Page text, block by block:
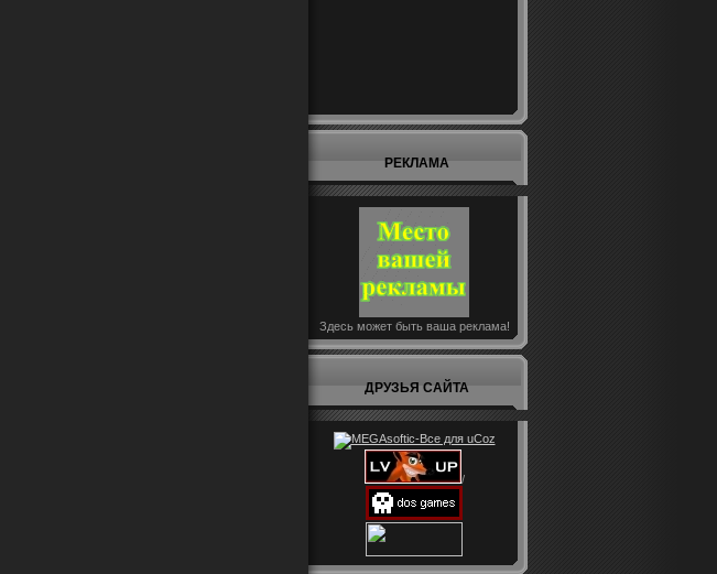
РЕКЛАМА
Здесь может быть ваша реклама!
ДРУЗЬЯ САЙТА
/